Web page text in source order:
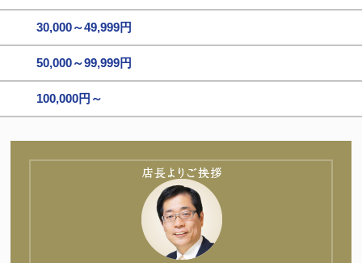
30,000～49,999円
50,000～99,999円
100,000円～